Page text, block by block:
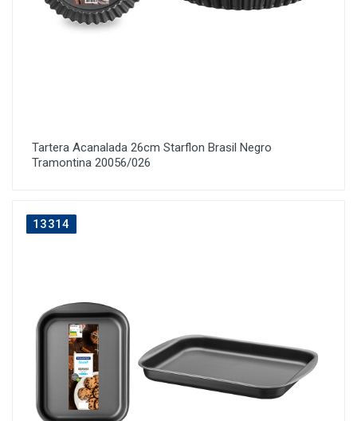
Tartera Acanalada 26cm Starflon Brasil Negro
Tramontina 20056/026
13314